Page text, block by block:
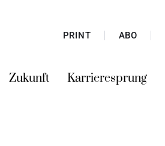
PRINT ABO
Zukunft Karrieresprung